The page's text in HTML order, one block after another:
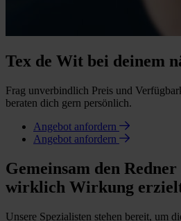
Tex de Wit bei deinem
Frag unverbindlich Preis und
beraten dich gern persönlich.
Angebot anfordern
Angebot anfordern
Gemeinsam den
wirklich Wirkung
Unsere Spezialisten stehen bereit, um